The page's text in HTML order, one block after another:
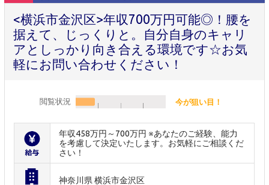
<横浜市金沢区>年収700万円可能◎！腰を
据えて、じっくりと。自分自身のキャリ
アとしっかり向き合える環境です☆お気
軽にお問い合わせください！
閲覧状況 今が狙い目！
年収458万円～700万円 ※あなたのご経験、能力
を考慮して決定いたします。お気軽にご相談くだ
さい！
神奈川県 横浜市金沢区